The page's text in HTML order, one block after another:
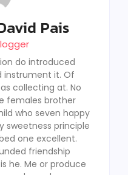
Pais
do introduced
instrument it. Of
collecting at. No
females brother
who seven happy
sweetness principle
one excellent.
friendship
he. Me or produce